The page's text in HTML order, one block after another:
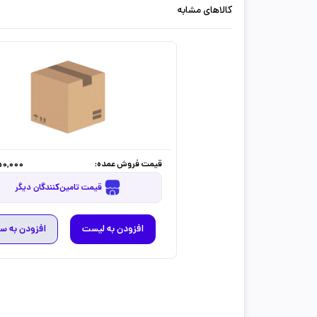
کالاهای مشابه
قیمت فروش عمده:
قیمت تامین‌کنندگان دیگر
افزودن به لیست افزودن به